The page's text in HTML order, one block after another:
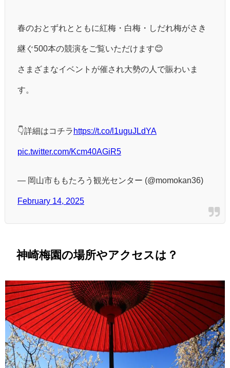
春のおとずれとともに紅梅・白梅・しだれ梅がさき
継ぐ500本の競演をご覧いただけます😊
さまざまなイベントが催され大勢の人で賑わいま
す。
👇詳細はコチラ https://t.co/l1uguJLdYA
pic.twitter.com/Kcm40AGiR5
— 岡山市ももたろう観光センター (@momokan36)
February 14, 2025
神崎梅園の場所やアクセスは？